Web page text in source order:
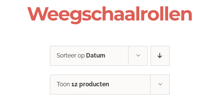
Weegschaalrollen
Sorteer op Datum
Toon 12 producten